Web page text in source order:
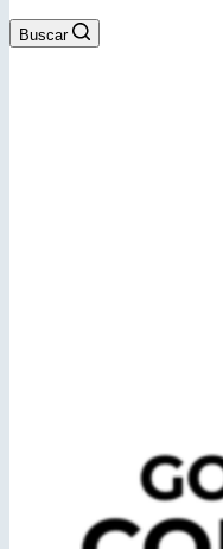
Buscar